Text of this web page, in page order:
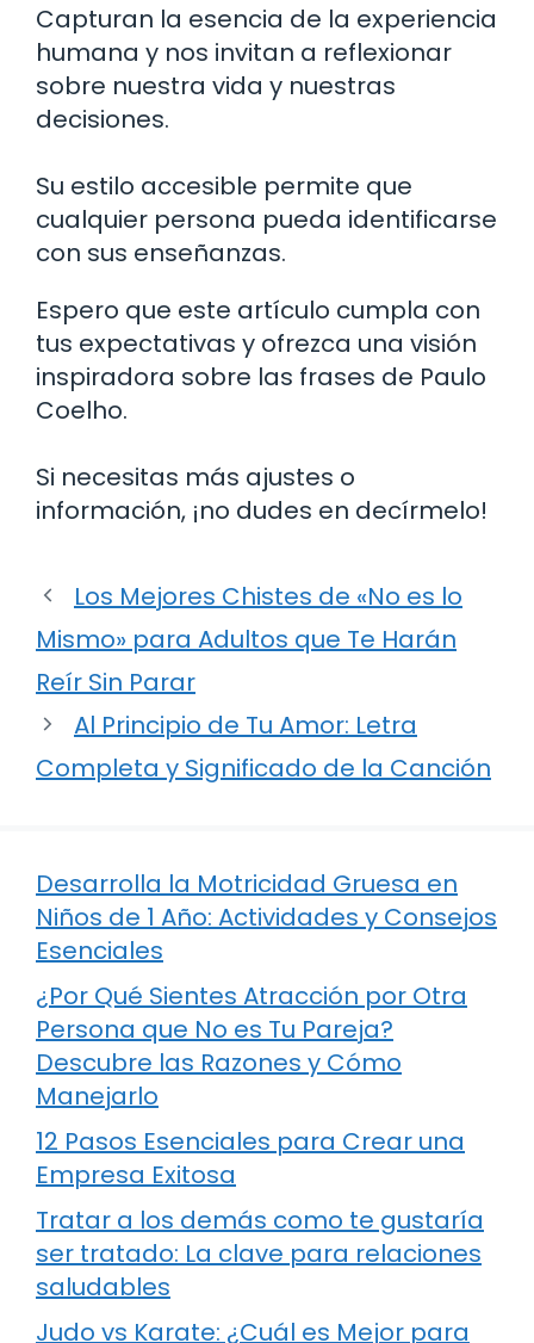
Capturan la esencia de la experiencia
humana y nos invitan a reflexionar
sobre nuestra vida y nuestras
decisiones.
Su estilo accesible permite que
cualquier persona pueda identificarse
con sus enseñanzas.
Espero que este artículo cumpla con
tus expectativas y ofrezca una visión
inspiradora sobre las frases de Paulo
Coelho.
Si necesitas más ajustes o
información, ¡no dudes en decírmelo!
Los Mejores Chistes de «No es lo
Mismo» para Adultos que Te Harán
Reír Sin Parar
Al Principio de Tu Amor: Letra
Completa y Significado de la Canción
Desarrolla la Motricidad Gruesa en
Niños de 1 Año: Actividades y Consejos
Esenciales
¿Por Qué Sientes Atracción por Otra
Persona que No es Tu Pareja?
Descubre las Razones y Cómo
Manejarlo
12 Pasos Esenciales para Crear una
Empresa Exitosa
Tratar a los demás como te gustaría
ser tratado: La clave para relaciones
saludables
Judo vs Karate: ¿Cuál es Mejor para